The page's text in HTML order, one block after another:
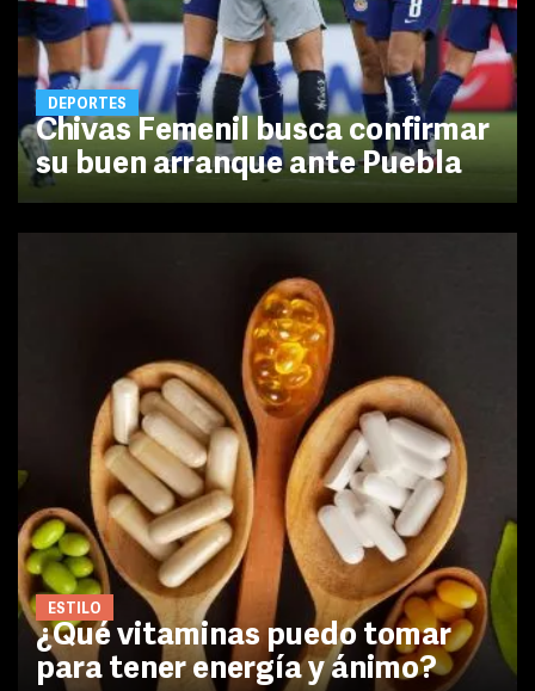
DEPORTES
Chivas Femenil busca confirmar
su buen arranque ante Puebla
ESTILO
¿Qué vitaminas puedo tomar
para tener energía y ánimo?